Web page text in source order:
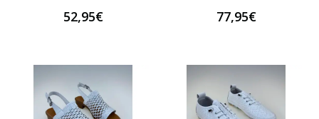
52,95€ 77,95€